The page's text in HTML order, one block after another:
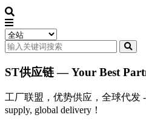
ST供应链 — Your Best
工厂联盟，优势供应，全球代发 -
supply, global delivery！